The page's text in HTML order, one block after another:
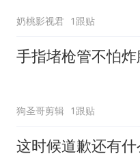
奶桃影视君 1跟贴
手指堵枪管不怕
狗圣哥剪辑 1跟贴
这时候道歉还有什